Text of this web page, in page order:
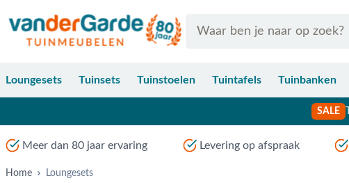
Loungesets Tuinsets Tuinstoelen Tuintafels Tuinbanken
SALE
Meer dan 80 jaar ervaring Levering op afspraak
Home Loungesets